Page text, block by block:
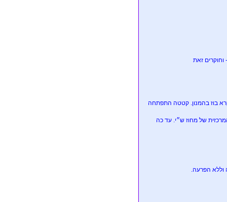
זאת
של מחוז ש״י. עד כה
וללא הפרעה.